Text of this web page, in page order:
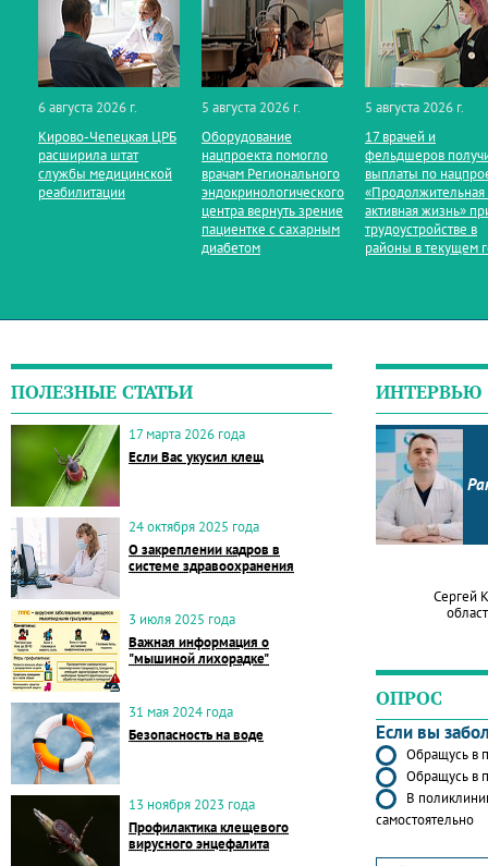
6 августа 2026 г.
Кирово‑Чепецкая ЦРБ
расширила штат
службы медицинской
реабилитации
5 августа 2026 г.
Оборудование
нацпроекта помогло
врачам Регионального
эндокринологического
центра вернуть зрение
пациентке с сахарным
диабетом
5 августа 2026 г.
17 врачей и
фельдшеров
выплаты по
«Продолжительная
активная жизнь»
трудоустройстве в
районы в текущем
ПОЛЕЗНЫЕ СТАТЬИ
17 марта 2026 года
Если Вас укусил клещ
24 октября 2025 года
О закреплении кадров в
системе здравоохранения
3 июля 2025 года
Важная информация о
"мышиной лихорадке"
31 мая 2024 года
Безопасность на воде
13 ноября 2023 года
Профилактика клещевого
вирусного энцефалита
ИНТЕРВЬЮ
Сергей
ОПРОС
Если вы
Обращусь в
Обращусь в
В
самостоятельно